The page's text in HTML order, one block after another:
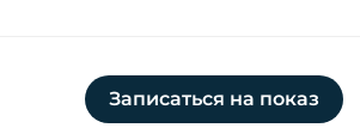
Записаться на показ